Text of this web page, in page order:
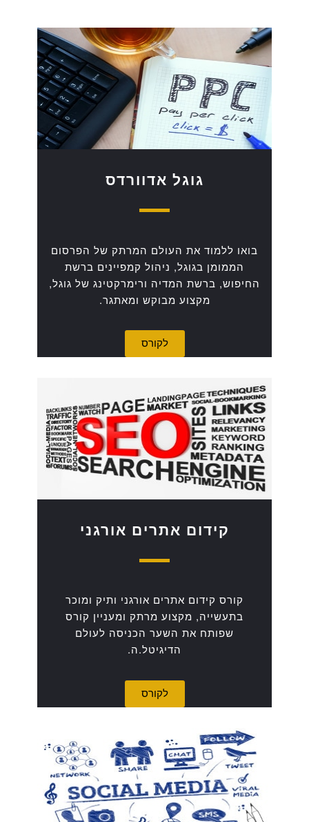
גוגל אדוורדס
בואו ללמוד את העולם המרתק של הפרסום
הממומן בגוגל, ניהול קמפיינים ברשת
החיפוש, ברשת המדיה ורימרקטינג של גוגל,
מקצוע מבוקש ומאתגר.
לקורס
קידום אתרים אורגני
קורס קידום אתרים אורגני ותיק ומוכר
בתעשייה, מקצוע מרתק ומעניין קורס
שפותח את השער הכניסה לעולם
הדיגיטל.ה.
לקורס